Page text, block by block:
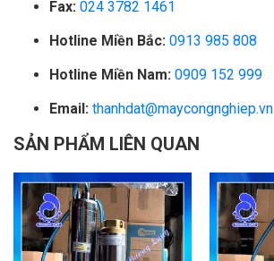
Fax: 024 3782 1461
Hotline Miền Bắc: 0913 985 808
Hotline Miền Nam: 0909 152 999
Email: thanhdat@maycongnghiep.vn
SẢN PHẨM LIÊN QUAN